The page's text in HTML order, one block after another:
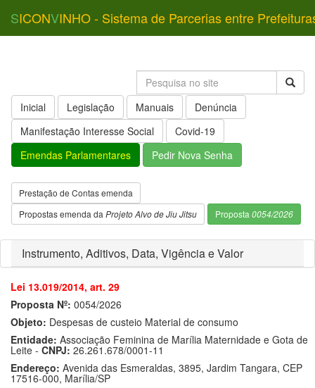
SICONVINHO - Sistema de Parcerias entre
Inicial Legislação Manuais
Denúncia
Manifestação Interesse Social
Covid-19
Emendas Parlamentares
Pedir Nova Senha
Prestação de Contas emenda
Propostas emenda da Projeto Alvo de Jiu Jitsu Proposta 0054/2026
Instrumento, Aditivos, Data, Vigência e Valor
Lei 13.019/2014, art. 29
Proposta Nº: 0054/2026
Objeto: Despesas de custeio Material de consumo
Entidade: Associação Feminina de Marília Maternidade e Gota de
Leite - CNPJ: 26.261.678/0001-11
Endereço: Avenida das Esmeraldas, 3895, Jardim Tangara, CEP
17516-000, Marília/SP